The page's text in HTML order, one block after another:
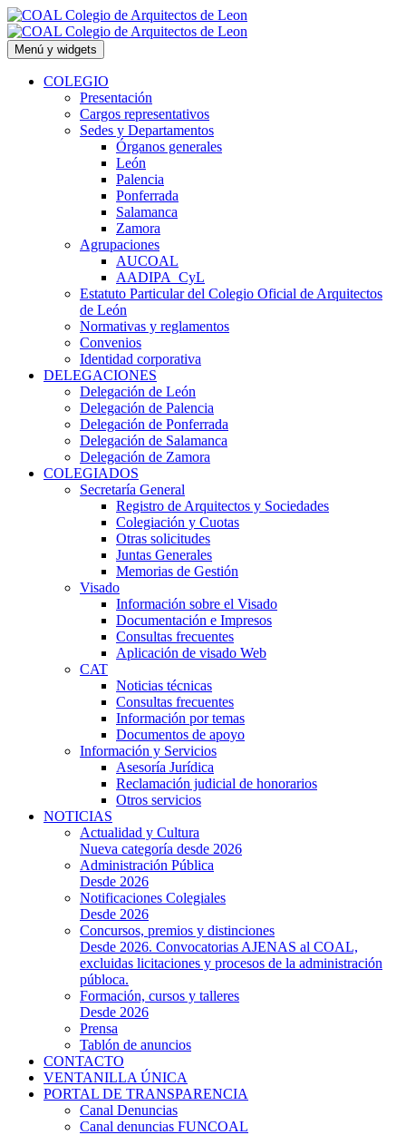
Saltar
al
contenido
Menú y widgets
COLEGIO
Presentación
Cargos representativos
Sedes y Departamentos
Órganos generales
León
Palencia
Ponferrada
Salamanca
Zamora
Agrupaciones
AUCOAL
AADIPA_CyL
Estatuto Particular del Colegio Oficial de Arquitectos
de León
Normativas y reglamentos
Convenios
Identidad corporativa
DELEGACIONES
Delegación de León
Delegación de Palencia
Delegación de Ponferrada
Delegación de Salamanca
Delegación de Zamora
COLEGIADOS
Secretaría General
Registro de Arquitectos y Sociedades
Colegiación y Cuotas
Otras solicitudes
Juntas Generales
Memorias de Gestión
Visado
Información sobre el Visado
Documentación e Impresos
Consultas frecuentes
Aplicación de visado Web
CAT
Noticias técnicas
Consultas frecuentes
Información por temas
Documentos de apoyo
Información y Servicios
Asesoría Jurídica
Reclamación judicial de honorarios
Otros servicios
NOTICIAS
Actualidad y Cultura
Nueva categoría desde 2026
Administración Pública
Desde 2026
Notificaciones Colegiales
Desde 2026
Concursos, premios y distinciones
Desde 2026. Convocatorias AJENAS al COAL,
excluidas licitaciones y procesos de la administración
públoca.
Formación, cursos y talleres
Desde 2026
Prensa
Tablón de anuncios
CONTACTO
VENTANILLA ÚNICA
PORTAL DE TRANSPARENCIA
Canal Denuncias
Canal denuncias FUNCOAL